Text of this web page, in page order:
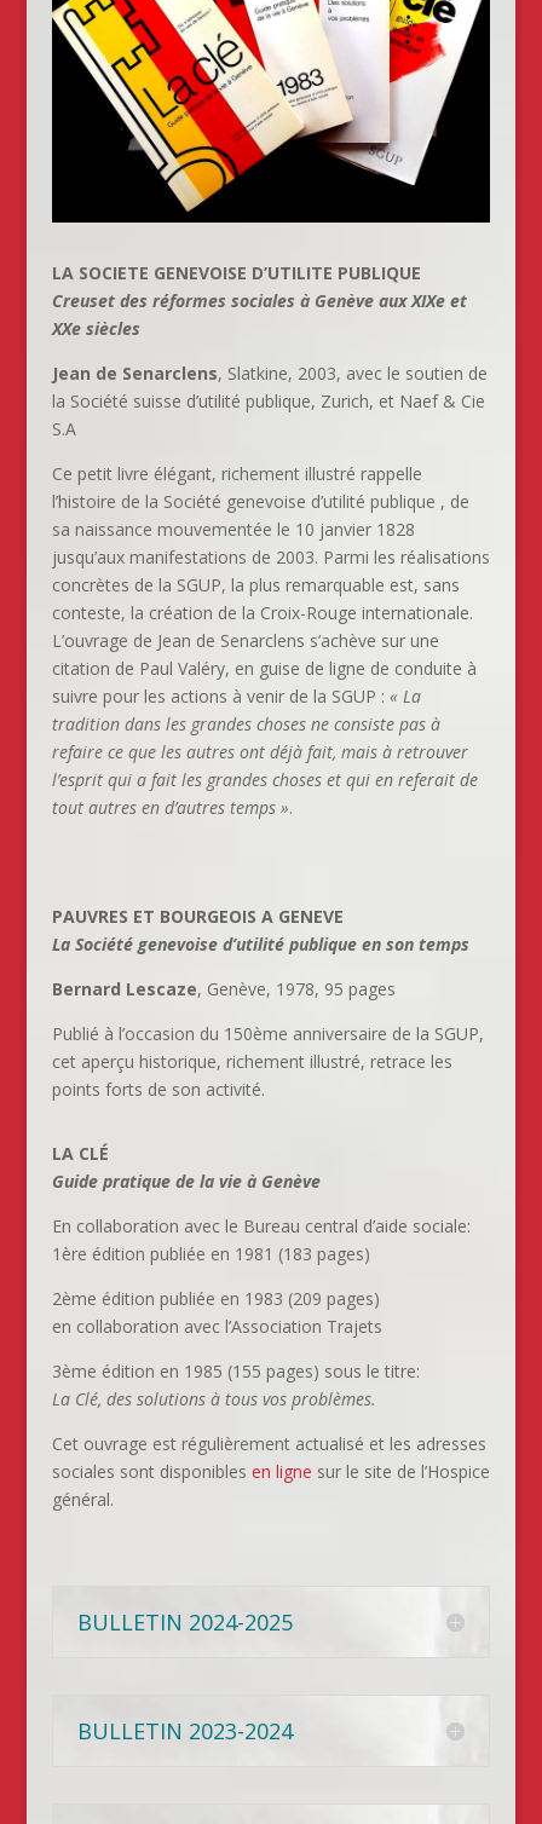
LA SOCIETE GENEVOISE D’UTILITE PUBLIQUE
Creuset des réformes sociales à Genève aux XIXe et
XXe siècles
Jean de Senarclens, Slatkine, 2003, avec le soutien de
la Société suisse d’utilité publique, Zurich, et Naef & Cie
S.A
Ce petit livre élégant, richement illustré rappelle
l’histoire de la Société genevoise d’utilité publique , de
sa naissance mouvementée le 10 janvier 1828
jusqu’aux manifestations de 2003. Parmi les réalisations
concrètes de la SGUP, la plus remarquable est, sans
conteste, la création de la Croix-Rouge internationale.
L’ouvrage de Jean de Senarclens s’achève sur une
citation de Paul Valéry, en guise de ligne de conduite à
suivre pour les actions à venir de la SGUP : « La
tradition dans les grandes choses ne consiste pas à
refaire ce que les autres ont déjà fait, mais à retrouver
l’esprit qui a fait les grandes choses et qui en referait de
tout autres en d’autres temps ».
PAUVRES ET BOURGEOIS A GENEVE
La Société genevoise d’utilité publique en son temps
Bernard Lescaze, Genève, 1978, 95 pages
Publié à l’occasion du 150ème anniversaire de la SGUP,
cet aperçu historique, richement illustré, retrace les
points forts de son activité.
LA CLÉ
Guide pratique de la vie à Genève
En collaboration avec le Bureau central d’aide sociale:
1ère édition publiée en 1981 (183 pages)
2ème édition publiée en 1983 (209 pages)
en collaboration avec l’Association Trajets
3ème édition en 1985 (155 pages) sous le titre:
La Clé, des solutions à tous vos problèmes.
Cet ouvrage est régulièrement actualisé et les adresses
sociales sont disponibles en ligne sur le site de l’Hospice
général.
BULLETIN 2024-2025
BULLETIN 2023-2024